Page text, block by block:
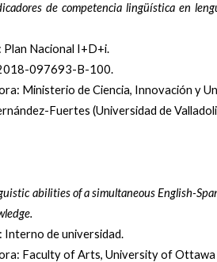
de competencia lingüística en
Nacional I+D+i.
097693-B-100.
Ministerio de Ciencia, Innovación y
Fuertes (Universidad de
abilities of a simultaneous English-
Interno de universidad.
Faculty of Arts, University of Ottawa